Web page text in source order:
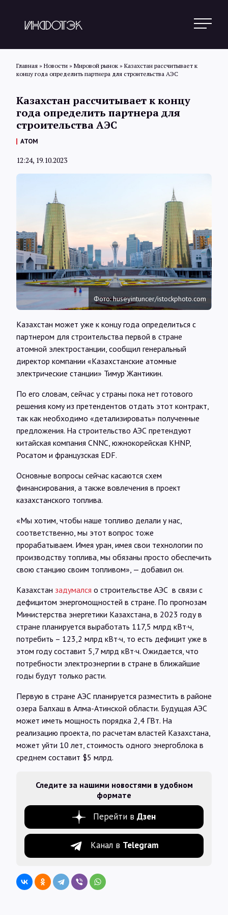
Новости
Интервью
Карты
О нас
@Infotek_Russia
Главная » Новости » Мировой рынок » Казахстан рассчитывает к
концу года определить партнера для строительства АЭС
Казахстан рассчитывает к концу
года определить партнера для
строительства АЭС
АТОМ
12:24, 19.10.2023
Фото: huseyintuncer/istockphoto.com
Казахстан может уже к концу года определиться с
партнером для строительства первой в стране
атомной электростанции, сообщил генеральный
директор компании «Казахстанские атомные
электрические станции» Тимур Жантикин.
По его словам, сейчас у страны пока нет готового
решения кому из претендентов отдать этот контракт,
так как необходимо «детализировать» полученные
предложения. На строительство АЭС претендуют
китайская компания CNNC, южнокорейская KHNP,
Росатом и французская EDF.
Основные вопросы сейчас касаются схем
финансирования, а также вовлечения в проект
казахстанского топлива.
«Мы хотим, чтобы наше топливо делали у нас,
соответственно, мы этот вопрос тоже
прорабатываем. Имея уран, имея свои технологии по
производству топлива, мы обязаны просто обеспечить
свою станцию своим топливом», — добавил он.
Казахстан задумался о строительстве АЭС в связи с
дефицитом энергомощностей в стране. По прогнозам
Министерства энергетики Казахстана, в 2023 году в
стране планируется выработать 117,5 млрд кВт·ч,
потребить – 123,2 млрд кВт·ч, то есть дефицит уже в
этом году составит 5,7 млрд кВт·ч. Ожидается, что
потребности электроэнергии в стране в ближайшие
годы будут только расти.
Первую в стране АЭС планируется разместить в районе
озера Балхаш в Алма-Атинской области. Будущая АЭС
может иметь мощность порядка 2,4 ГВт. На
реализацию проекта, по расчетам властей Казахстана,
может уйти 10 лет, стоимость одного энергоблока в
среднем составит $5 млрд.
Следите за нашими новостями в удобном
формате
Перейти в Дзен
Канал в Telegram